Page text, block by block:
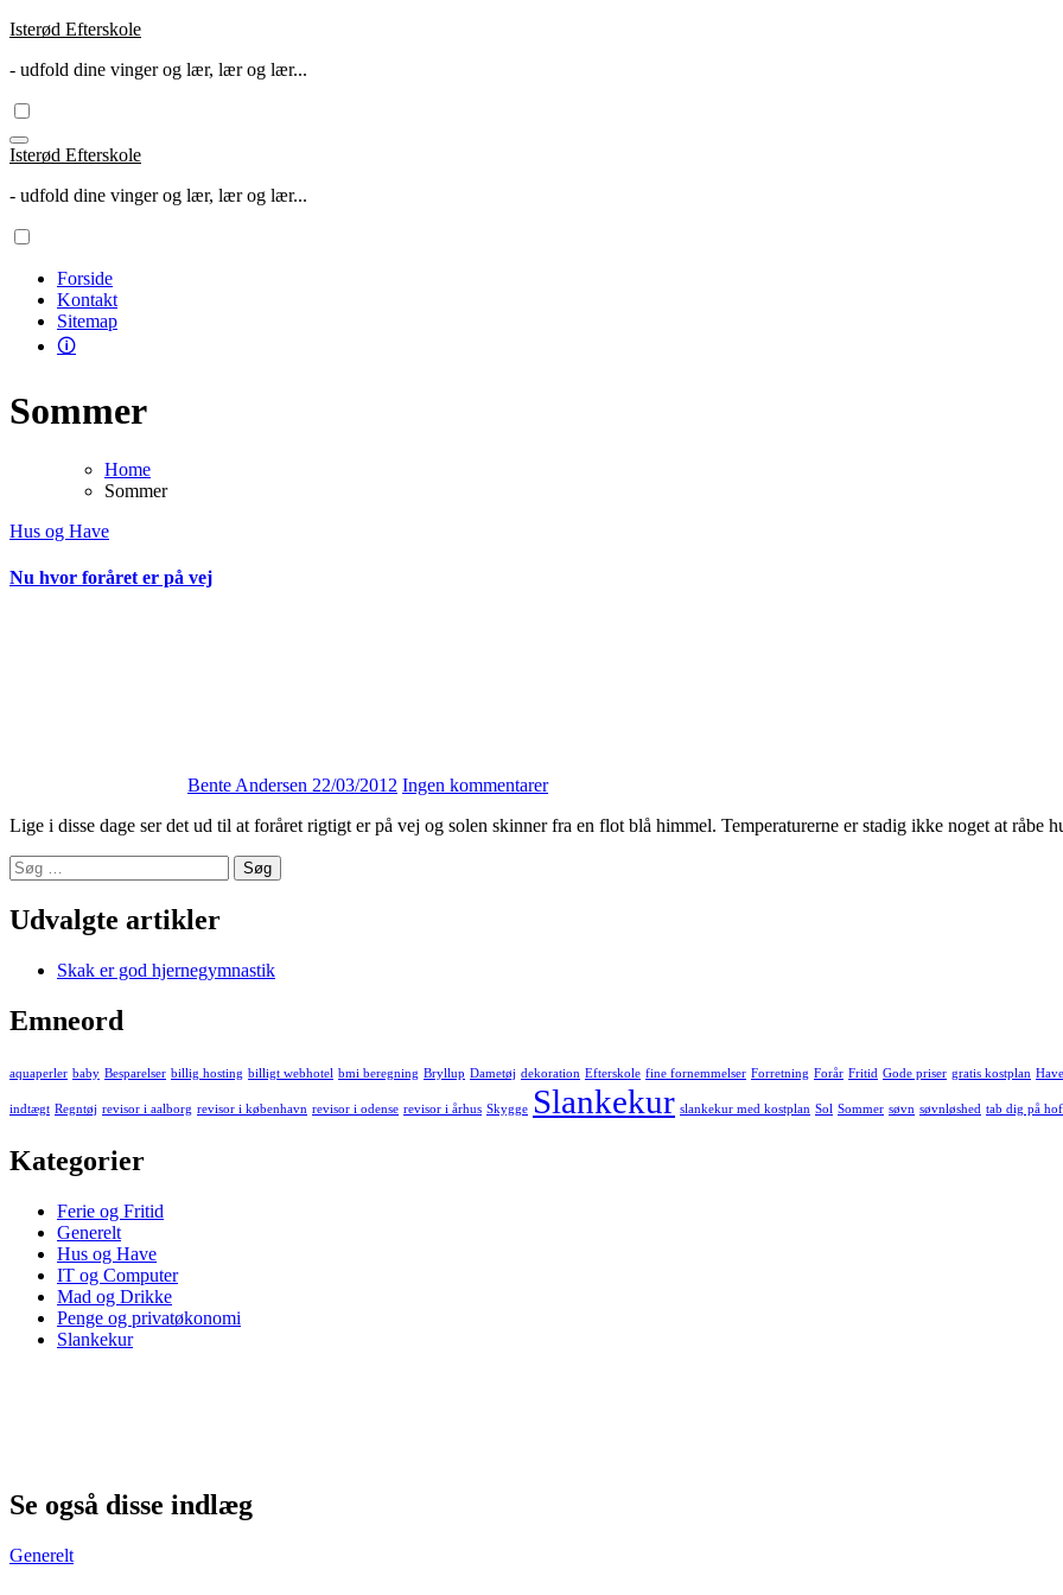
Skip
content
Isterød Efterskole
- udfold dine vinger og lær, lær og lær...
Isterød Efterskole
- udfold dine vinger og lær, lær og lær...
Forside
Kontakt
Sitemap
🛈
Sommer
Home
Sommer
Hus og Have
Nu hvor foråret er på vej
Bente Andersen 22/03/2012 Ingen kommentarer
Lige i disse dage ser det ud til at foråret rigtigt er på vej og solen skinner fra en flot blå himmel. Temperaturerne er stadig ikke noget at råbe
Søg
efter:
Udvalgte artikler
Skak er god hjernegymnastik
Emneord
aquaperler baby Besparelser billig hosting billigt webhotel bmi beregning Bryllup Dametøj dekoration Efterskole fine fornemmelser Forretning Forår Fritid Gode priser gratis kostplan
indtægt Regntøj revisor i aalborg revisor i københavn revisor i odense revisor i århus Skygge Slankekur slankekur med kostplan Sol Sommer søvn søvnløshed tab dig på
Kategorier
Ferie og Fritid
Generelt
Hus og Have
IT og Computer
Mad og Drikke
Penge og privatøkonomi
Slankekur
Se også disse indlæg
Generelt